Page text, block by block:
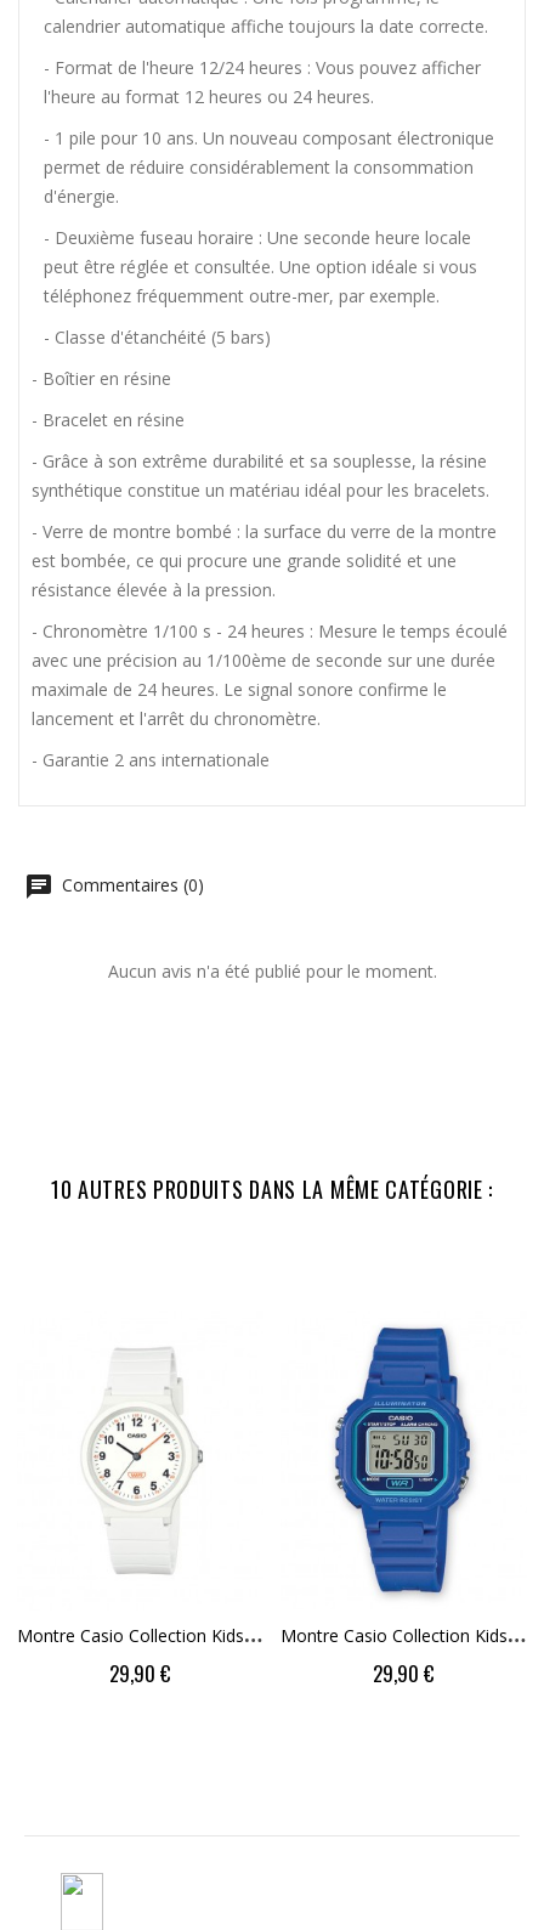
calendrier automatique affiche toujours la date correcte.
- Format de l'heure 12/24 heures : Vous pouvez afficher
l'heure au format 12 heures ou 24 heures.
- 1 pile pour 10 ans. Un nouveau composant électronique
permet de réduire considérablement la consommation
d'énergie.
- Deuxième fuseau horaire : Une seconde heure locale
peut être réglée et consultée. Une option idéale si vous
téléphonez fréquemment outre-mer, par exemple.
- Classe d'étanchéité (5 bars)
- Boîtier en résine
- Bracelet en résine
- Grâce à son extrême durabilité et sa souplesse, la résine
synthétique constitue un matériau idéal pour les bracelets.
- Verre de montre bombé : la surface du verre de la montre
est bombée, ce qui procure une grande solidité et une
résistance élevée à la pression.
- Chronomètre 1/100 s - 24 heures : Mesure le temps écoulé
avec une précision au 1/100ème de seconde sur une durée
maximale de 24 heures. Le signal sonore confirme le
lancement et l'arrêt du chronomètre.
- Garantie 2 ans internationale
Commentaires (0)
Aucun avis n'a été publié pour le moment.
10 AUTRES PRODUITS DANS LA MÊME CATÉGORIE :
M
Ontre Casio Collection Kids Blanche LQ-24B-7BEF
Price
29,90 €
M
Ontre Casio Collection Kids Bleu LA-20WH-2AEF
Price
29,90 €